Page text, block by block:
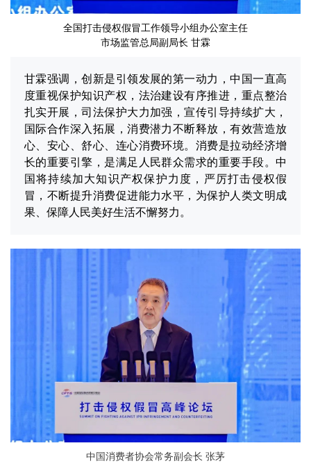
全国打击侵权假冒工作领导小组办公室主任
市场监管总局副局长 甘霖
甘霖强调，创新是引领发展的第一动力，中国一直高
度重视保护知识产权，法治建设有序推进，重点整治
扎实开展，司法保护大力加强，宣传引导持续扩大，
国际合作深入拓展，消费潜力不断释放，有效营造放
心、安心、舒心、连心消费环境。消费是拉动经济增
长的重要引擎，是满足人民群众需求的重要手段。中
国将持续加大知识产权保护力度，严厉打击侵权假
冒，不断提升消费促进能力水平，为保护人类文明成
果、保障人民美好生活不懈努力。
中国消费者协会常务副会长 张茅